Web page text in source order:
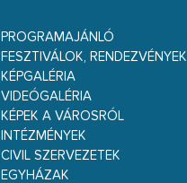
PROGRAMAJÁNLÓ
FESZTIVÁLOK, RENDEZVÉNYEK
KÉPGALÉRIA
VIDEÓGALÉRIA
KÉPEK A VÁROSRÓL
INTÉZMÉNYEK
CIVIL SZERVEZETEK
EGYHÁZAK